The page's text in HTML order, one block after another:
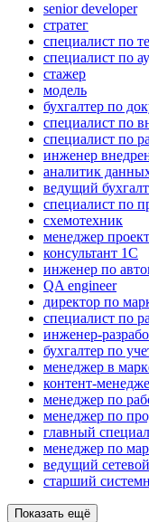
senior developer
стратег
специалист по
специалист по
стажер
модель
бухгалтер по
специалист по
специалист по
инженер
аналитик
ведущий
специалист по
схемотехник
менеджер
консультант 1С
инженер по
QA engineer
директор по
специалист по
инженер-
бухгалтер по
менеджер в
контент-
менеджер по
менеджер по
главный
менеджер по
ведущий
старший
Показать ещё